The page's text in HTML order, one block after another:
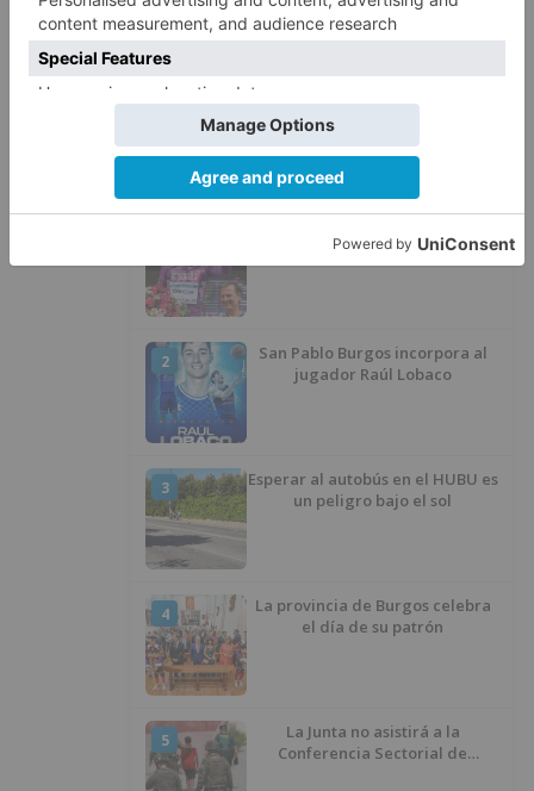
5
La Guardia Civil desmonta la
versión de un repartidor tras
LO ÚLTIMO
Burgos 2026
2
San Pablo Burgos incorpora al
jugador Raúl Lobaco
3
Esperar al autobús en el HUBU es
un peligro bajo el sol
4
La provincia de Burgos celebra
el día de su patrón
5
La Junta no asistirá a la
Conferencia Sectorial de